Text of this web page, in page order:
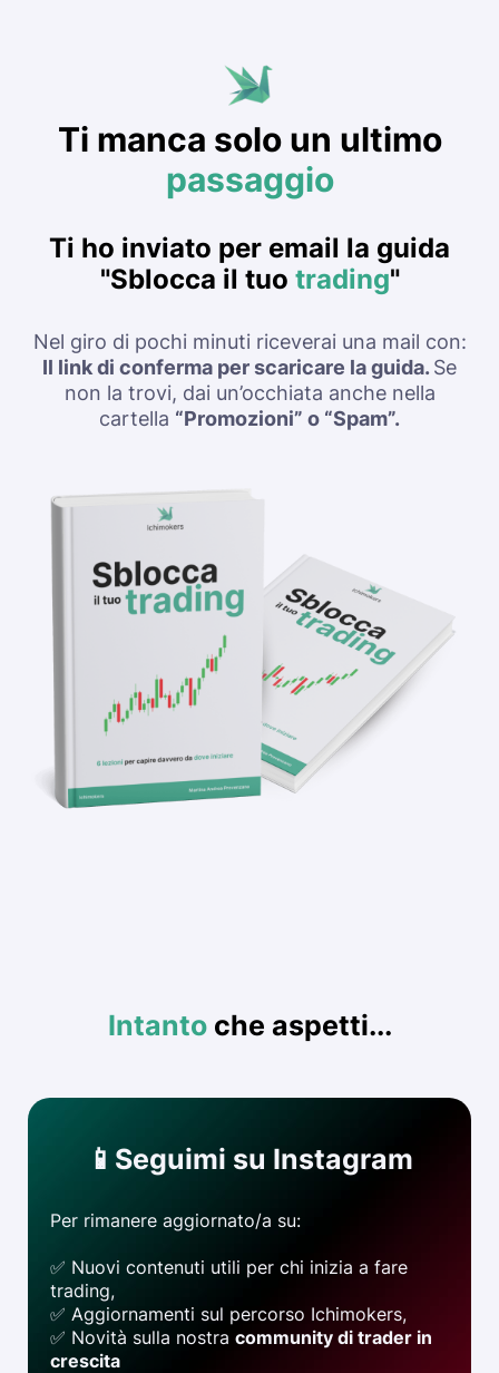
Ti manca solo un ultimo
passaggio
Ti ho inviato per email la guida
"Sblocca il tuo trading"
Nel giro di pochi minuti riceverai una mail con:
Il link di conferma per scaricare la guida.Se
non la trovi, dai un’occhiata anche nella
cartella “Promozioni” o “Spam”.
Intantoche aspetti...
📱Seguimi su Instagram
Per rimanere aggiornato/a su:
✅ Nuovi contenuti utili per chi inizia a fare
trading,
✅ Aggiornamenti sul percorso Ichimokers,
✅ Novità sulla nostra community di trader in
crescita